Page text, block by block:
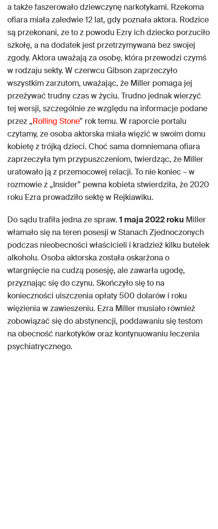
a także faszerowało dziewczynę narkotykami. Rzekoma
ofiara miała zaledwie 12 lat, gdy poznała aktora. Rodzice
są przekonani, ze to z powodu Ezry ich dziecko porzuciło
szkołę, a na dodatek jest przetrzymywana bez swojej
zgody. Aktora uważają za osobę, która przewodzi czymś
w rodzaju sekty. W czerwcu Gibson zaprzeczyło
wszystkim zarzutom, uważając, że Miller pomaga jej
przeżywać trudny czas w życiu. Trudno jednak wierzyć
tej wersji, szczególnie ze względu na informacje podane
przez „Rolling Stone” rok temu. W raporcie portalu
czytamy, ze osoba aktorska miała więzić w swoim domu
kobietę z trójką dzieci. Choć sama domniemana ofiara
zaprzeczyła tym przypuszczeniom, twierdząc, że Miller
uratowało ją z przemocowej relacji. To nie koniec – w
rozmowie z „Insider” pewna kobieta stwierdziła, że 2020
roku Ezra prowadziło sektę w Rejkiawiku.
Do sądu trafiła jedna ze spraw. 1 maja 2022 roku Miller
włamało się na teren posesji w Stanach Zjednoczonych
podczas nieobecności właścicieli i kradzież kilku butelek
alkoholu. Osoba aktorska została oskarżona o
wtargnięcie na cudzą posesję, ale zawarła ugodę,
przyznając się do czynu. Skończyło się to na
konieczności uiszczenia opłaty 500 dolarów i roku
więzienia w zawieszeniu. Ezra Miller musiało również
zobowiązać się do abstynencji, poddawaniu się testom
na obecność narkotyków oraz kontynuowaniu leczenia
psychiatrycznego.